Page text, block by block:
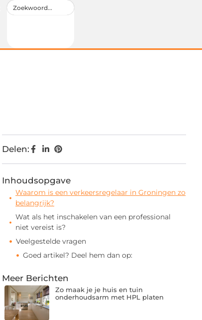
Delen:
Inhoudsopgave
Waarom is een verkeersregelaar in Groningen zo
belangrijk?
Wat als het inschakelen van een professional
niet vereist is?
Veelgestelde vragen
Goed artikel? Deel hem dan op:
Meer Berichten
Zo maak je je huis en tuin
onderhoudsarm met HPL platen